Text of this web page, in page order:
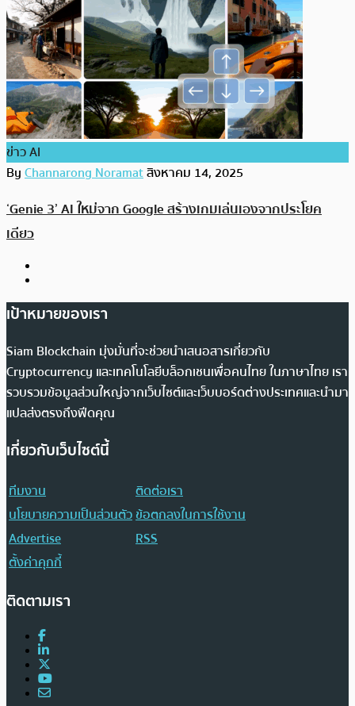
ข่าว AI
ByChannarong Noramatสิงหาคม 14, 2025
‘Genie 3’ AI ใหม่จาก Google สร้างเกมเล่นเองจากประโยค
เดียว
เป้าหมายของเรา
Siam Blockchain มุ่งมั่นที่จะช่วยนำเสนอสารเกี่ยวกับ
Cryptocurrency และเทคโนโลยีบล็อกเชนเพื่อคนไทย ในภาษาไทย เรา
รวบรวมข้อมูลส่วนใหญ่จากเว็บไซต์และเว็บบอร์ดต่างประเทศและนำมา
แปลส่งตรงถึงฟีดคุณ
เกี่ยวกับเว็บไซต์นี้
ทีมงาน
ติดต่อเรา
นโยบายความเป็นส่วนตัวข้อตกลงในการใช้งาน
Advertise
RSS
ตั้งค่าคุกกี้
ติดตามเรา